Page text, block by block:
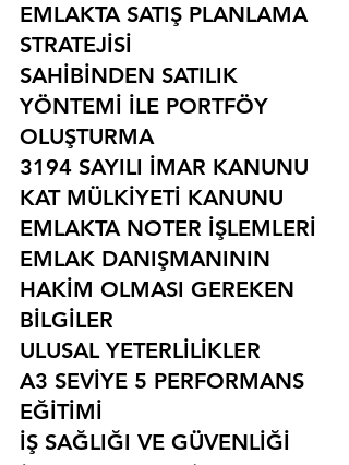
EMLAKTA SATIŞ PLANLAMA
STRATEJİSİ
SAHİBİNDEN SATILIK
YÖNTEMİ İLE PORTFÖY
OLUŞTURMA
3194 SAYILI İMAR KANUNU
KAT MÜLKİYETİ KANUNU
EMLAKTA NOTER İŞLEMLERİ
EMLAK DANIŞMANININ
HAKİM OLMASI GEREKEN
BİLGİLER
ULUSAL YETERLİLİKLER
A3 SEVİYE 5 PERFORMANS
EĞİTİMİ
İŞ SAĞLIĞI VE GÜVENLİĞİ